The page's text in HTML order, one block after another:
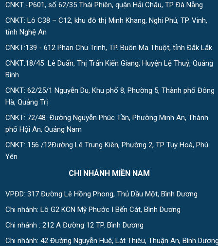
CNKT -P601, số 62/35 Thái Phiên, quận Hải Châu, TP Đà Nẵng
CNKT: Lô C38 – C12, khu đô thị Minh Khang, Nghi Phú, TP. Vinh,
tỉnh Nghệ An
CNKT:139 - 612 Phan Chu Trinh, TP. Buôn Ma Thuột, tỉnh Đắk Lắk
CNKT:18/45 Lê Duẩn, Thị Trấn Kiến Giang, Huyện Lệ Thuỷ, Quảng
Bình
CNKT: 62/25/1 Nguyễn Du, Khu phố 8, Phường 5, Thành phố Đông
Hà, Quảng Trị
CNKT: 72/48 Đường Nguyễn Phúc Tần, Phường Minh An, Thành
phố Hội An, Quảng Nam
CNKT: 156 /12Đường Lê Trung Kiên, Phường 2, TP Tuy Hoà, Phú
Yên
CHI NHÁNH MIỀN NAM
VPĐD: 317 Đường Lê Hồng Phong, Thủ Dầu Một, Bình Dương
Chi nhánh: Lô G2 KCN Mỹ Phước I Bến Cát, Bình Dương
Chi nhánh : 212 A Đường 12 TP. Bình Dương
Chi nhánh: 42 Đường Nguyễn Huệ, Lát Thiêu, Thuận An, Bình